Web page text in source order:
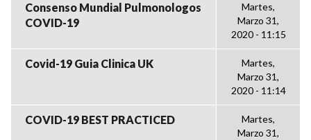
Consenso Mundial Pulmonologos
COVID-19
Martes,
Marzo 31,
2020 - 11:15
Covid-19 Guia Clinica UK
Martes,
Marzo 31,
2020 - 11:14
COVID-19 BEST PRACTICED
Martes,
Marzo 31,